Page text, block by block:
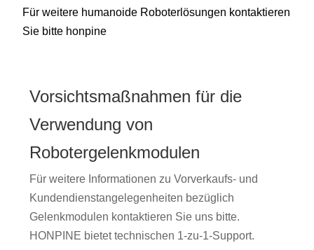
Für weitere humanoide Roboterlösungen kontaktieren
Sie bitte honpine
Vorsichtsmaßnahmen für die
Verwendung von
Robotergelenkmodulen
Für weitere Informationen zu Vorverkaufs- und
Kundendienstangelegenheiten bezüglich
Gelenkmodulen kontaktieren Sie uns bitte.
HONPINE bietet technischen 1-zu-1-Support.